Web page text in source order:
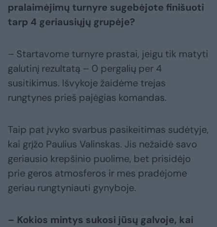
pralaimėjimų turnyre sugebėjote finišuoti
tarp 4 geriausiųjų grupėje?
– Startavome turnyre prastai, jeigu tik matyti
galutinį rezultatą – 0 pergalių per 4
susitikimus. Išvykoje žaidėme trejas
rungtynes prieš pajėgias komandas.
Taip pat įvyko svarbus pasikeitimas sudėtyje,
kai grįžo Paulius Valinskas. Jis nežaidė savo
geriausio krepšinio puolime, bet prisidėjo
prie geros atmosferos ir mes pradėjome
geriau rungtyniauti gynyboje.
– Kokios mintys sukosi jūsų galvoje, kai